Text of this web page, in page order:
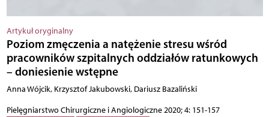
Artykuł oryginalny
Poziom zmęczenia a natężenie stresu wśród
pracowników szpitalnych oddziałów ratunkowych
– doniesienie wstępne
Anna Wójcik, Krzysztof Jakubowski, Dariusz Bazaliński
Pielęgniarstwo Chirurgiczne i Angiologiczne 2020; 4: 151-157